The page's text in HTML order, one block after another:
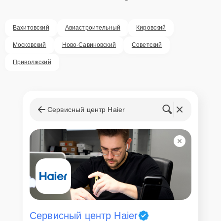
клиент сможет забрать свой гаджет в этот же день. При
Внимание! Устройство отправляется на ремонт только после
клиентом. Стоимость ремонта фиксируется и не может быть
мастера
Если у клиента нет времени или возможности для перемещения
крупногабаритной техники, он может заказать курьерскую
доставку или услугу выезда мастера. Специалист приедет в
удобное место и время, проведет тщательную диагностику и при
наличии оборудования осуществит оперативный ремонт.
Как приехать в сервисный
Вахитовский Авиастроительный Кировский
Московский Ново-Савиновский Советский
Приволжский
Сервисный центр Haier
Сервисный центр Haier